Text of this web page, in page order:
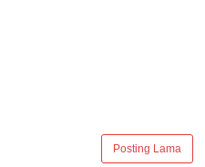
Posting Lama